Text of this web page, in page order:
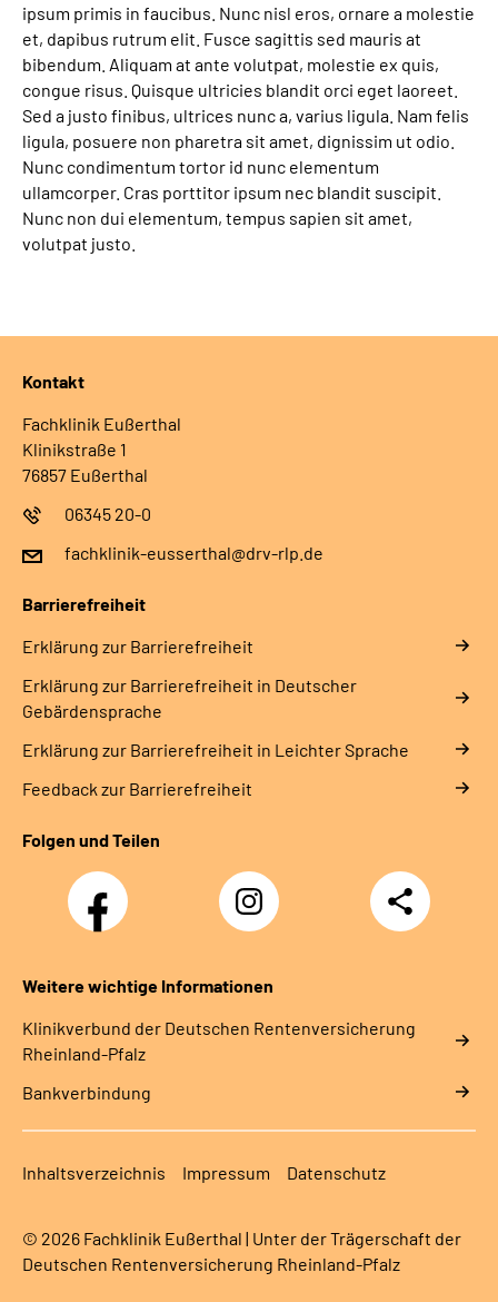
ipsum primis in faucibus. Nunc nisl eros, ornare a molestie
et, dapibus rutrum elit. Fusce sagittis sed mauris at
bibendum. Aliquam at ante volutpat, molestie ex quis,
congue risus. Quisque ultricies blandit orci eget laoreet.
Sed a justo finibus, ultrices nunc a, varius ligula. Nam felis
ligula, posuere non pharetra sit amet, dignissim ut odio.
Nunc condimentum tortor id nunc elementum
ullamcorper. Cras porttitor ipsum nec blandit suscipit.
Nunc non dui elementum, tempus sapien sit amet,
volutpat justo.
Kontakt
Fachklinik Eußerthal
Klinikstraße 1
76857 Eußerthal
06345 20-0
fachklinik-eusserthal@drv-rlp.de
Barrierefreiheit
Erklärung zur Barrierefreiheit
Erklärung zur Barrierefreiheit in Deutscher
Gebärdensprache
Erklärung zur Barrierefreiheit in Leichter Sprache
Feedback zur Barrierefreiheit
Folgen und Teilen
Facebook
Instagram
DRV
Nachwuchskräfte
Teilen
Weitere wichtige Informationen
Klinikverbund der Deutschen Rentenversicherung
Rheinland-Pfalz
Bankverbindung
Inhaltsverzeichnis Impressum Datenschutz
© 2026 Fachklinik Eußerthal | Unter der Trägerschaft der
Deutschen Rentenversicherung Rheinland-Pfalz